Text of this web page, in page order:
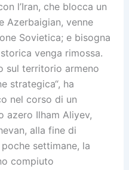
l’Iran, che blocca un
Azerbaigian, venne
Sovietica; e bisogna
venga rimossa.
sul territorio armeno
strategica“, ha
nel corso di un
azero Ilham Aliyev,
alla fine di
settimane, la
compiuto